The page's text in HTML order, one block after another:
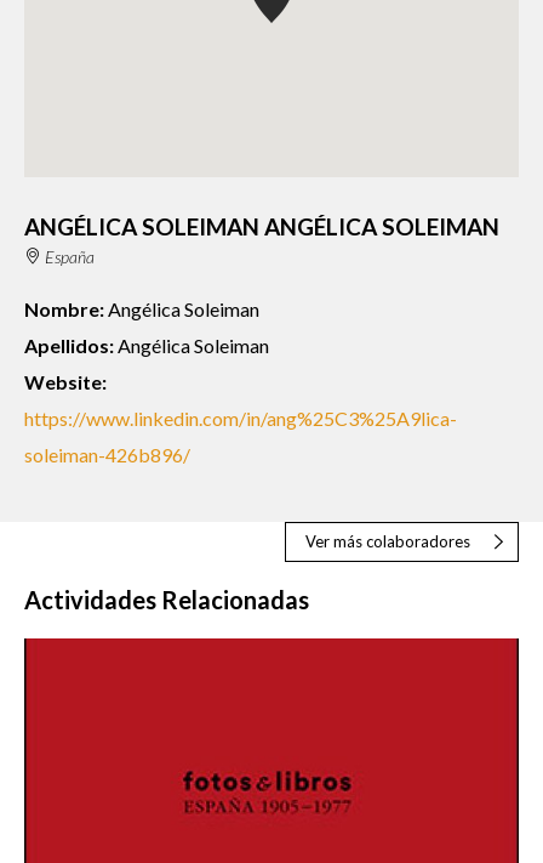
ANGÉLICA SOLEIMAN ANGÉLICA SOLEIMAN
España
Nombre: Angélica Soleiman
Apellidos: Angélica Soleiman
Website:
https://www.linkedin.com/in/ang%25C3%25A9lica-
soleiman-426b896/
Ver más colaboradores
Actividades Relacionadas